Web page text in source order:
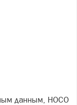
данным, НОСО